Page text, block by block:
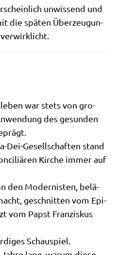
unwis­send und
die spä­ten Über­zeu­gun­
war stets von gro­
des gesun­den
Dei-Gesell­schaf­ten stand
Kir­che immer auf
den Moder­ni­sten, belä­
geschnit­ten vom Epi­
vom Papst Fran­zis­kus
Schauspiel.